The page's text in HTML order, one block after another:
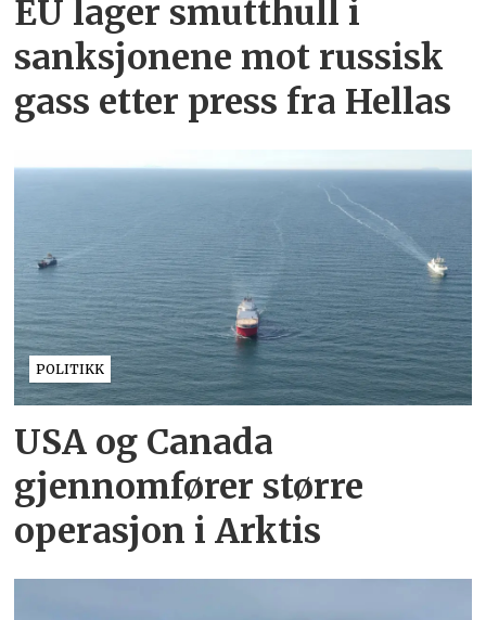
EU lager smutthull i
sanksjonene mot russisk
gass etter press fra Hellas
POLITIKK
USA og Canada
gjennomfører større
operasjon i Arktis